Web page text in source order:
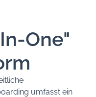
One"
umfasst ein